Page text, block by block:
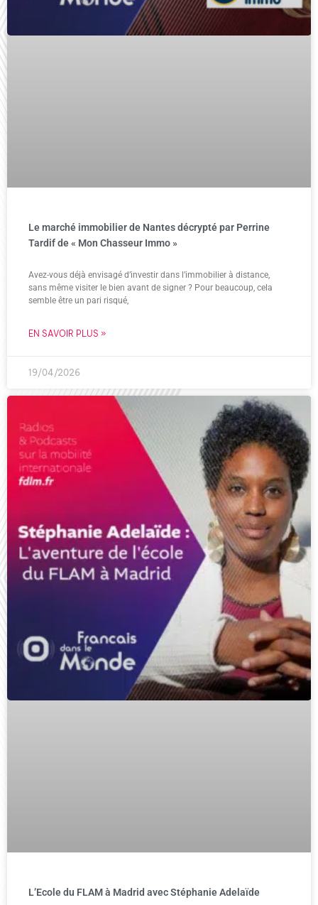
Le marché immobilier de Nantes décrypté par Perrine
Tardif de « Mon Chasseur Immo »
Avez-vous déjà envisagé d’investir dans l’immobilier à distance,
sans même visiter le bien avant de signer ? Pour beaucoup, cela
semble être un pari risqué,
EN SAVOIR PLUS »
19/04/2026
L’Ecole du FLAM à Madrid avec Stéphanie Adelaïde